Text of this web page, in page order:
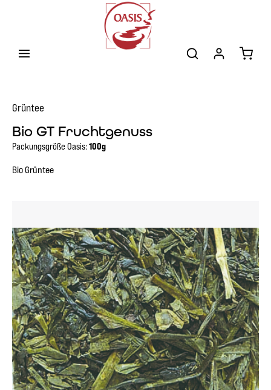
Grüntee
Bio GT Fruchtgenuss
Packungsgröße Oasis:100g
Bio Grüntee